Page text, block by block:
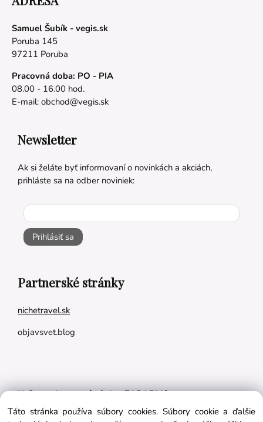
Samuel Šubík - vegis.sk
Poruba 145
97211 Poruba
Pracovná doba: PO - PIA
08.00 - 16.00 hod.
E-mail: obchod@vegis.sk
Newsletter
Ak si želáte byť informovaní o novinkách a akciách,
prihláste sa na odber noviniek:
Prihlásiť sa
Partnerské stránky
nichetravel.sk
objavsvet.blog
Naše appky pre vás úplne ZADARMO:
Tréningový plán na mieru
Táto stránka používa súbory cookies. Súbory cookie a ďalšie